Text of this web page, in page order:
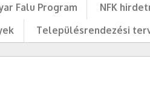
Falu Program NFK
Településrendezési